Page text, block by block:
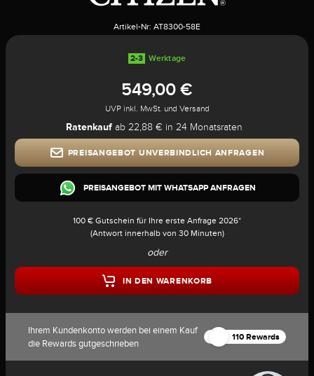
Artikel-Nr: AT8300-58E
2-3 Werktage
549,00 €
UVP inkl. MwSt. und Versand
Ratenkauf ab 22,88 € in 24 Monatsraten
PREISANGEBOT UNVERBINDLICH ANFRAGEN
PREISANGEBOT MIT WHATSAPP ANFRAGEN
100 € Gutschein für Ihre erste Anfrage 2026*
(Antwort innerhalb von 30 Minuten)
oder
IN DEN WARENKORB
Ihrem Kundenkonto werden bei einem Kauf
die Rewards gutgeschrieben
110 Rewards